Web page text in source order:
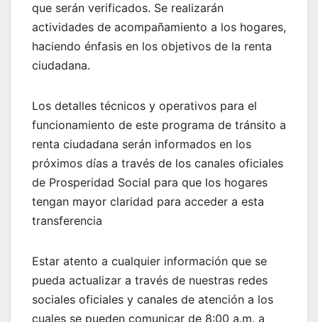
que serán verificados. Se realizarán
actividades de acompañamiento a los hogares,
haciendo énfasis en los objetivos de la renta
ciudadana.
Los detalles técnicos y operativos para el
funcionamiento de este programa de tránsito a
renta ciudadana serán informados en los
próximos días a través de los canales oficiales
de Prosperidad Social para que los hogares
tengan mayor claridad para acceder a esta
transferencia
Estar atento a cualquier información que se
pueda actualizar a través de nuestras redes
sociales oficiales y canales de atención a los
cuales se pueden comunicar de 8:00 a.m. a